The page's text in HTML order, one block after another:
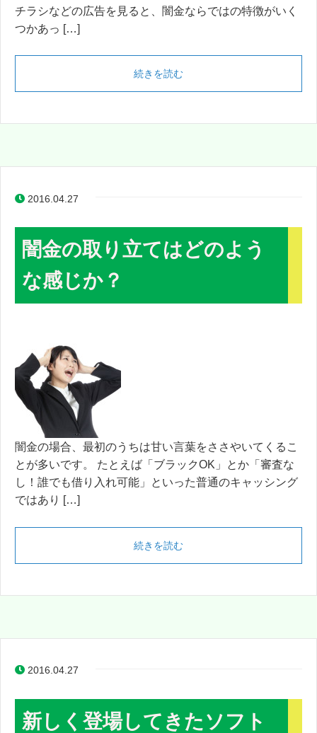
チラシなどの広告を見ると、闇金ならではの特徴がいく
つかあっ […]
続きを読む
2016.04.27
闇金の取り立てはどのよう
な感じか？
闇金の場合、最初のうちは甘い言葉をささやいてくるこ
とが多いです。 たとえば「ブラックOK」とか「審査な
し！誰でも借り入れ可能」といった普通のキャッシング
ではあり […]
続きを読む
2016.04.27
新しく登場してきたソフト